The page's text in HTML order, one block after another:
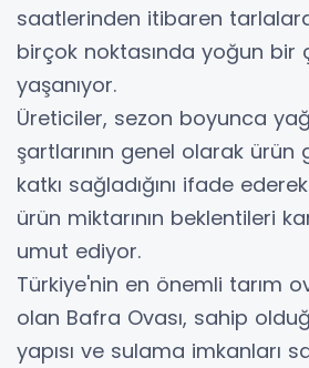
saatlerinden itibaren
birçok noktasında yoğun bir
yaşanıyor.
Üreticiler, sezon boyunca
şartlarının genel olarak ürün
katkı sağladığını ifade
ürün miktarının beklentileri
umut ediyor.
Türkiye'nin en önemli tarım
olan Bafra Ovası, sahip
yapısı ve sulama imkanları